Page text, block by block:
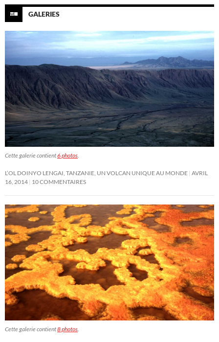
GALERIES
Cette galerie contient6 photos
L’OL DOINYO LENGAI, TANZANIE, UN VOLCAN UNIQUE AU MONDE AVRIL
16, 2014 10 COMMENTAIRES
Cette galerie contient8 photos